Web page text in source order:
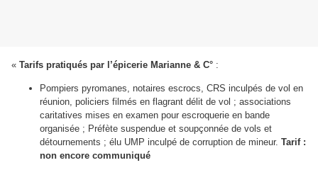
« Tarifs pratiqués par l’épicerie Marianne & C° :
Pompiers pyromanes, notaires escrocs, CRS inculpés de vol en
réunion, policiers filmés en flagrant délit de vol ; associations
caritatives mises en examen pour escroquerie en bande
organisée ; Préfète suspendue et soupçonnée de vols et
détournements ; élu UMP inculpé de corruption de mineur. Tarif :
non encore communiqué